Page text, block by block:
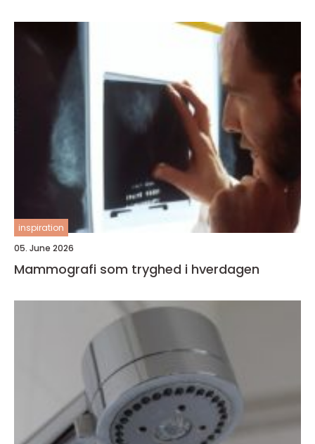
inspiration
05. June 2026
Mammografi som tryghed i hverdagen